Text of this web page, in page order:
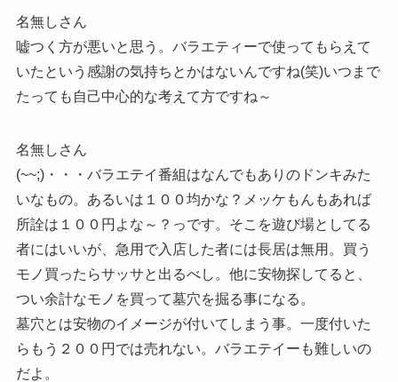
名無しさん
嘘つく方が悪いと思う。バラエティーで使ってもらえて
いたという感謝の気持ちとかはないんですね(笑)いつまで
たっても自己中心的な考えて方ですね～
名無しさん
(~~;)・・・バラエテイ番組はなんでもありのドンキみた
いなもの。あるいは１００均かな？メッケもんもあれば
所詮は１００円よな～？っです。そこを遊び場としてる
者にはいいが、急用で入店した者には長居は無用。買う
モノ買ったらサッサと出るべし。他に安物探してると、
つい余計なモノを買って墓穴を掘る事になる。
墓穴とは安物のイメージが付いてしまう事。一度付いた
らもう２００円では売れない。バラエテイーも難しいの
だよ。